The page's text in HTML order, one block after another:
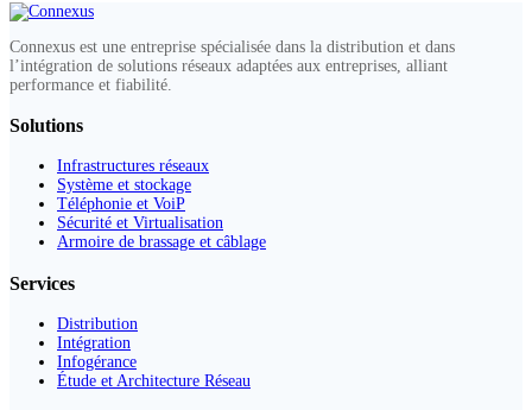
Connexus est une entreprise spécialisée dans la distribution et dans
l’intégration de solutions réseaux adaptées aux entreprises, alliant
performance et fiabilité.
Solutions
Infrastructures réseaux
Système et stockage
Téléphonie et VoiP
Sécurité et Virtualisation
Armoire de brassage et câblage
Services
Distribution
Intégration
Infogérance
Étude et Architecture Réseau